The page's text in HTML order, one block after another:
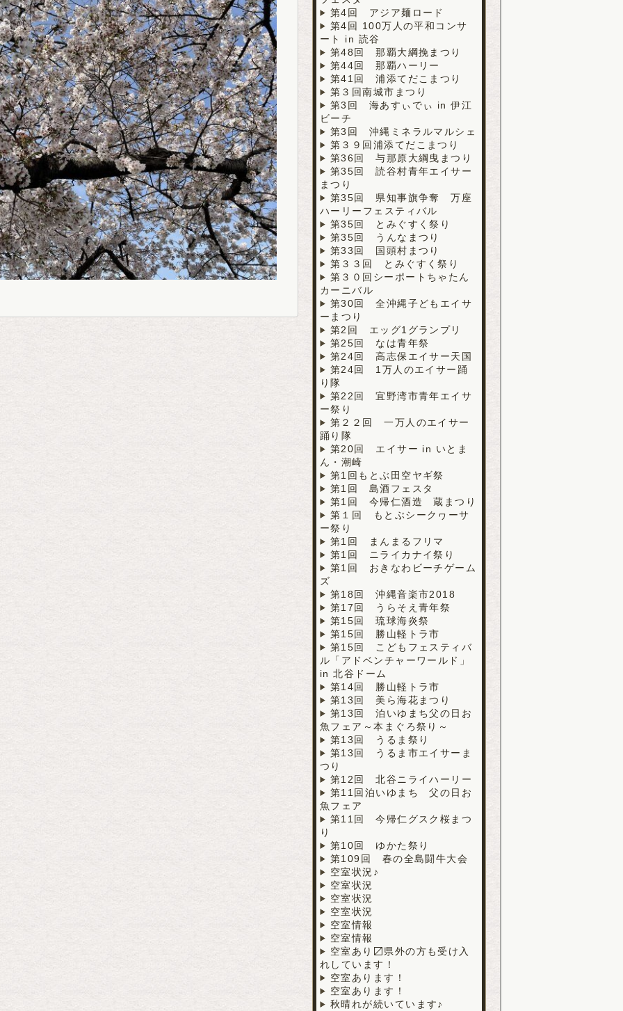
第4回 アジア麺ロード
第4回 100万人の平和コンサ
ート in 読谷
第48回 那覇大綱挽まつり
第44回 那覇ハーリー
第41回 浦添てだこまつり
第３回南城市まつり
第3回 海あすぃでぃ in 伊江
ビーチ
第3回 沖縄ミネラルマルシェ
第３９回浦添てだこまつり
第36回 与那原大綱曳まつり
第35回 読谷村青年エイサー
まつり
第35回 県知事旗争奪 万座
ハーリーフェスティバル
第35回 とみぐすく祭り
第35回 うんなまつり
第33回 国頭村まつり
第３３回 とみぐすく祭り
第３０回シーポートちゃたん
カーニバル
第30回 全沖縄子どもエイサ
ーまつり
第2回 エッグ1グランプリ
第25回 なは青年祭
第24回 高志保エイサー天国
第24回 1万人のエイサー踊
り隊
第22回 宜野湾市青年エイサ
ー祭り
第２２回 一万人のエイサー
踊り隊
第20回 エイサー in いとま
ん・潮崎
第1回もとぶ田空ヤギ祭
第1回 島酒フェスタ
第1回 今帰仁酒造 蔵まつり
第１回 もとぶシークヮーサ
ー祭り
第1回 まんまるフリマ
第1回 ニライカナイ祭り
第1回 おきなわビーチゲーム
ズ
第18回 沖縄音楽市2018
第17回 うらそえ青年祭
第15回 琉球海炎祭
第15回 勝山軽トラ市
第15回 こどもフェスティバ
ル「アドベンチャーワールド」
in 北谷ドーム
第14回 勝山軽トラ市
第13回 美ら海花まつり
第13回 泊いゆまち父の日お
魚フェア～本まぐろ祭り～
第13回 うるま祭り
第13回 うるま市エイサーま
つり
第12回 北谷ニライハーリー
第11回泊いゆまち 父の日お
魚フェア
第11回 今帰仁グスク桜まつ
り
第10回 ゆかた祭り
第109回 春の全島闘牛大会
空室状況♪
空室状況
空室状況
空室状況
空室情報
空室情報
空室あり〼県外の方も受け入
れしています！
空室あります！
空室あります！
秋晴れが続いています♪